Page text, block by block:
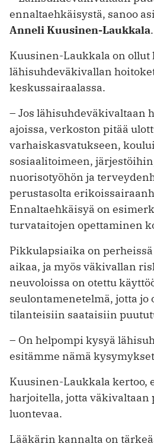
ennaltaehkäisystä, sanoo
Anneli Kuusinen-Laukkala.
Kuusinen-Laukkala on ollut
lähisuhdeväkivallan
keskussairaalassa.
– Jos lähisuhdeväkivaltaan
ajoissa, verkoston pitää
varhaiskasvatukseen,
sosiaalitoimeen,
nuorisotyöhön ja
perustasolta
Ennaltaehkäisyä on
turvataitojen opettaminen
Pikkulapsiaika on
aikaa, ja myös väkivallan
neuvoloissa on otettu
seulontamenetelmä, jotta jo
tilanteisiin saataisiin
– On helpompi kysyä
esitämme nämä
Kuusinen-Laukkala kertoo,
harjoitella, jotta
luontevaa.
Lääkärin kannalta on